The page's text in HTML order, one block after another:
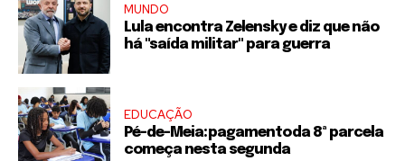
MUNDO
Lula encontra Zelensky e diz que não
há "saída militar" para guerra
EDUCAÇÃO
Pé-de-Meia: pagamento da 8ª parcela
começa nesta segunda